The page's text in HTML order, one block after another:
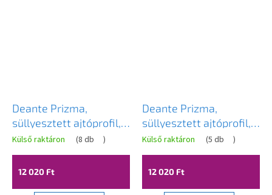
Deante Prizma,
süllyesztett ajtóprofil,
Prizma rendszer, grafit,
KTJ_D00X
Külső raktáron (8 db )
12 020 Ft
Deante Prizma,
süllyesztett ajtóprofil,
Prizma rendszer,
fekete, KTJ_N00X
Külső raktáron (5 db )
12 020 Ft